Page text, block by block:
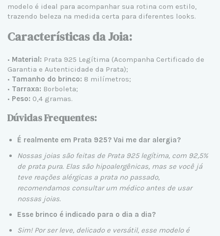
modelo é ideal para acompanhar sua rotina com estilo,
trazendo beleza na medida certa para diferentes looks.
Características da Joia:
• Material: Prata 925 Legítima (Acompanha Certificado de
Garantia e Autenticidade da Prata);
• Tamanho do brinco: 8 milímetros;
• Tarraxa: Borboleta;
• Peso: 0,4 gramas.
Dúvidas Frequentes:
É realmente em Prata 925? Vai me dar alergia?
Nossas joias são feitas de Prata 925 legítima, com 92,5%
de prata pura. Elas são hipoalergênicas, mas se você já
teve reações alérgicas a prata no passado,
recomendamos consultar um médico antes de usar
nossas joias.
Esse brinco é indicado para o dia a dia?
Sim! Por ser leve, delicado e versátil, esse modelo é